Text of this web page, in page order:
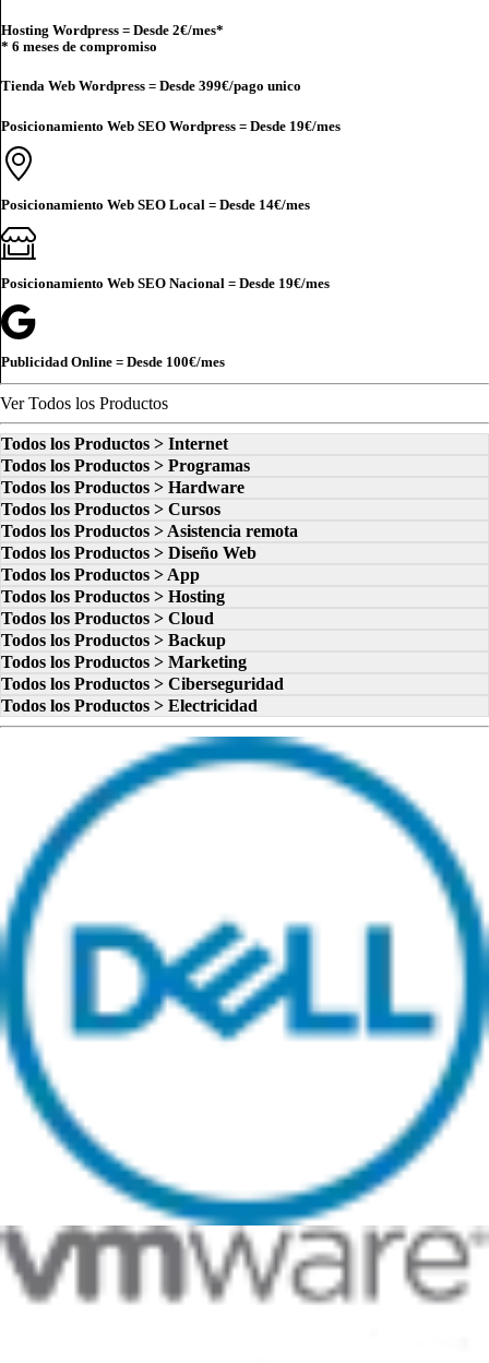
Hosting Wordpress = Desde 2€/mes*
* 6 meses de compromiso
Tienda Web Wordpress = Desde 399€/pago unico
Posicionamiento Web SEO Wordpress = Desde 19€/mes
Posicionamiento Web SEO Local = Desde 14€/mes
Posicionamiento Web SEO Nacional = Desde 19€/mes
Publicidad Online = Desde 100€/mes
Ver Todos los Productos
Todos los Productos > Internet
Todos los Productos > Programas
Todos los Productos > Hardware
Todos los Productos > Cursos
Todos los Productos > Asistencia remota
Todos los Productos > Diseño Web
Todos los Productos > App
Todos los Productos > Hosting
Todos los Productos > Cloud
Todos los Productos > Backup
Todos los Productos > Marketing
Todos los Productos > Ciberseguridad
Todos los Productos > Electricidad